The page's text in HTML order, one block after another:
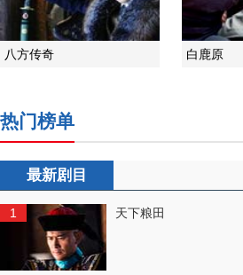
八方传奇 白鹿原
热门榜单
最新剧目
1 天下粮田